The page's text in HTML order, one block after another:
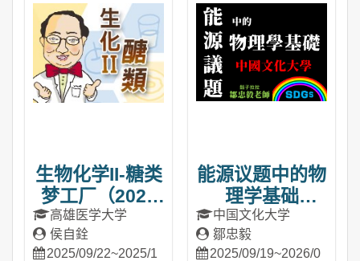
生物化学II-糖类
梦工厂（2025
秋季班）
高雄医学大学
侯自銓
2025/09/22~2025/1
能源议题中的物
理学基础
（2025秋季
班）
中国文化大学
鄒忠毅
2025/09/19~2026/0